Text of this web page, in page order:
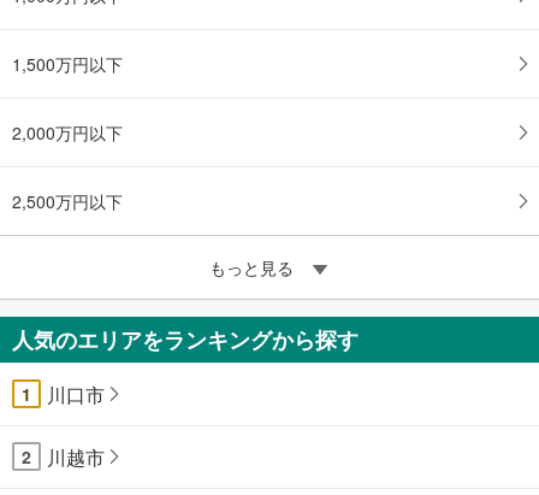
1,500万円以下
2,000万円以下
2,500万円以下
もっと見る
人気のエリアをランキングから探す
1 川口市
2 川越市